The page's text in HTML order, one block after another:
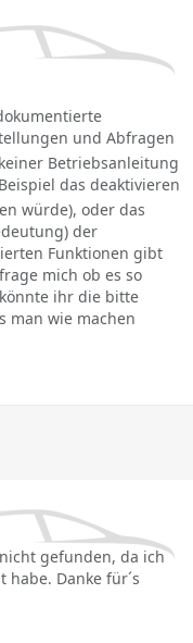
und Abfragen
Betriebsanleitung
das deaktivieren
würde), oder das
der
Funktionen gibt
mich ob es so
ihr die bitte
man wie machen
gefunden, da ich
Danke für´s